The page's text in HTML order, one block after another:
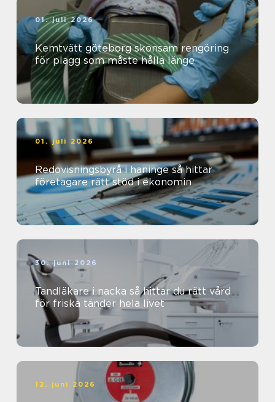
01. juli 2026
Kemtvätt göteborg skonsam rengöring
för plagg som måste hålla länge
01. juli 2026
Redovisningsbyrå i haninge så hittar
företagare rätt stöd i ekonomin
30. juni 2026
Tandläkare i nacka så hittar du rätt vård
för friska tänder hela livet
12. juni 2026